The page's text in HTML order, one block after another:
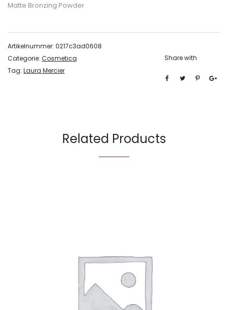
Matte Bronzing Powder
Artikelnummer: 0217c3ad0608
Categorie: Cosmetica
Tag: Laura Mercier
Share with
Related Products